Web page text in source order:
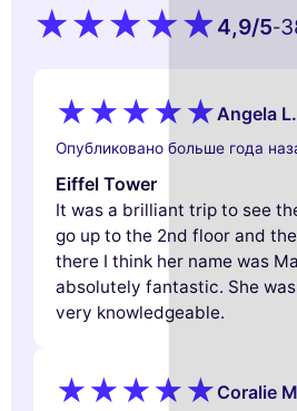
4,9/5-
Angela L.
Опубликовано больше года
Eiffel Tower
It was a brilliant trip to see
go up to the 2nd floor and
there I think her name was
absolutely fantastic. She
very knowledgeable.
Coralie